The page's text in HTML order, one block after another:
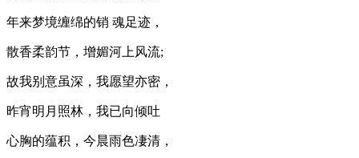
年来梦境缠绵的销 魂足迹，
散香柔韵节，增媚河上风流;
故我别意虽深，我愿望亦密，
昨宵明月照林，我已向倾吐
心胸的蕴积，今晨雨色凄清，